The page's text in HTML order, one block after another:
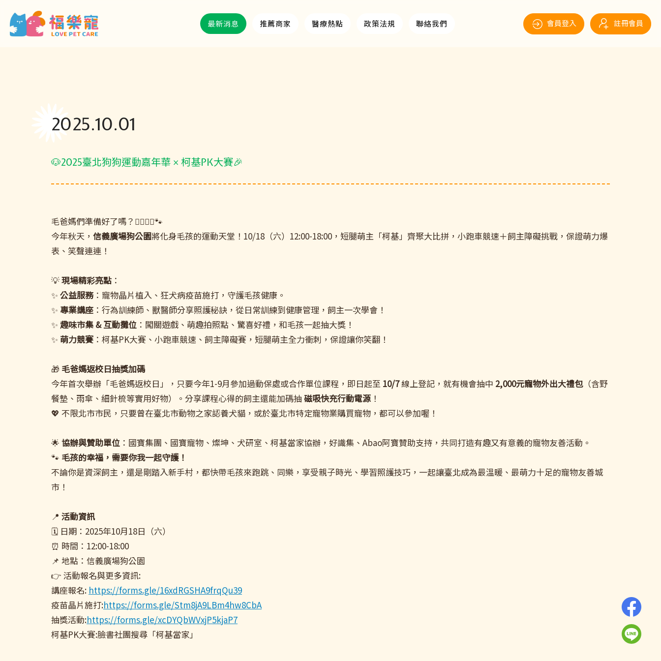
最新消息 推薦商家 醫療熱點 政策法規 聯絡我們 會員登入 註冊會員
2025.10.01
🐶2025臺北狗狗運動嘉年華 × 柯基PK大賽🎉
毛爸媽們準備好了嗎？🏃‍♂️🏃‍♀️🐾
今年秋天， 信義廣場狗公園將化身毛孩的運動天堂！10/18（六）12:00-18:00，短腿萌主「柯基」齊聚大比拼，小跑車競速＋飼主障礙挑戰，保證萌力爆
表、笑聲連連！
💡現場精彩亮點 ：
✨ 公益服務：寵物晶片植入、狂犬病疫苗施打，守護毛孩健康。
✨ 專業講座 ：行為訓練師、獸醫師分享照護秘訣，從日常訓練到健康管理，飼主一次學會！
✨ 趣味市集 & 互動攤位 ：闖關遊戲、萌趣拍照點、驚喜好禮，和毛孩一起抽大獎！
✨ 萌力競賽 ：柯基PK大賽、小跑車競速、飼主障礙賽，短腿萌主全力衝刺，保證讓你笑翻！
🎁 毛爸媽返校日抽獎加碼
今年首次舉辦「毛爸媽返校日」，只要今年1-9月參加過動保處或合作單位課程，即日起至 10/7線上登記，就有機會抽中 2,000元寵物外出大禮包（含野
餐墊、雨傘、細針梳等實用好物）。分享課程心得的飼主還能加碼抽 磁吸快充行動電源 ！
💖 不限北市市民，只要曾在臺北市動物之家認養犬貓，或於臺北市特定寵物業購買寵物，都可以參加喔！
🌟 協辦與贊助單位 ：國寶集團、國寶寵物、燦坤、犬研室、柯基當家協辦，好識集、Abao阿寶贊助支持，共同打造有趣又有意義的寵物友善活動。
🐾 毛孩的幸福，需要你我一起守護！
不論你是資深飼主，還是剛踏入新手村，都快帶毛孩來跑跳、同樂，享受親子時光、學習照護技巧，一起讓臺北成為最溫暖、最萌力十足的寵物友善城
市！
📍 活動資訊
🗓 日期：2025年10月18日（六）
⏰ 時間：12:00-18:00
📌 地點：信義廣場狗公園
👉 活動報名與更多資訊:
講座報名: https://forms.gle/16xdRGSHA9frqQu39
疫苗晶片施打:https://forms.gle/Stm8jA9LBm4hw8CbA
抽獎活動:https://forms.gle/xcDYQbWVxjP5kjaP7
柯基PK大賽:臉書社團搜尋「柯基當家」